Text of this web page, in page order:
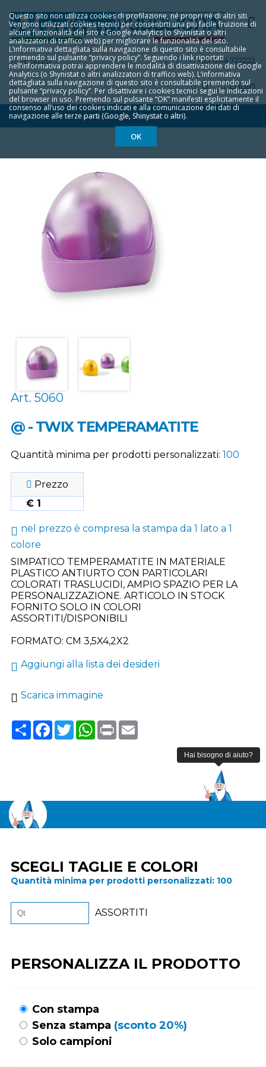
Questo sito non utilizza cookies di profilazione, né propri né di altri siti.
Vengono utilizzati cookies tecnici per consentirti una più facile fruizione di
alcune funzionalità del sito e Google Analytics (o Shyinistat o altri
analizzatori di traffico web) per migliorare le funzionalità del sito.
L‘informativa dettagliata sulla navigazione di questo sito è consultabile
premendo sul pulsante “privacy policy”. Seguendo i link riportati
nell‘informativa potrai apprendere le modalità di disattivazione dei Google
Analytics (o Shynistat o altri analizzatori di traffico web). L‘informativa
dettagliata sulla navigazione di questo sito è consultabile premendo sul
pulsante “privacy policy”. Per disattivare i cookies tecnici segui le indicazioni
del browser in uso. Premendo sul pulsante “OK” manifesti esplicitamente il
consenso all‘uso dei cookies indicati e alla comunicazione dei dati di
navigazione alle terze parti (Google, Shinystat o altri).
OK
IT EN FR +39 0174 722222
Login
0
HOME OUTLET OUTLET 5060
Art. 5060
@ - TWIX TEMPERAMATITE
Quantità minima per prodotti personalizzati: 100
Prezzo
€ 1
nel prezzo è compresa la stampa da 1 lato a 1
colore
SIMPATICO TEMPERAMATITE IN MATERIALE
PLASTICO ANTIURTO CON PARTICOLARI
COLORATI TRASLUCIDI, AMPIO SPAZIO PER LA
PERSONALIZZAZIONE. ARTICOLO IN STOCK
FORNITO SOLO IN COLORI
ASSORTITI/DISPONIBILI
FORMATO: CM 3,5X4,2X2
Aggiungi alla lista dei desideri
Scarica immagine
ShareFacebook
TwitterWhatsApp
PrintEmail
SCEGLI TAGLIE E COLORI
Quantità minima per prodotti personalizzati: 100
ASSORTITI
PERSONALIZZA IL PRODOTTO
Con stampa
Senza stampa (sconto 20%)
Solo campioni